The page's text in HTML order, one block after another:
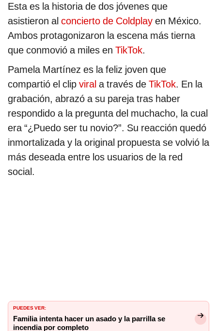
Esta es la historia de dos jóvenes que
asistieron al concierto de Coldplay en México.
Ambos protagonizaron la escena más tierna
que conmovió a miles en TikTok.
Pamela Martínez es la feliz joven que
compartió el clip viral a través de TikTok. En la
grabación, abrazó a su pareja tras haber
respondido a la pregunta del muchacho, la cual
era “¿Puedo ser tu novio?”. Su reacción quedó
inmortalizada y la original propuesta se volvió la
más deseada entre los usuarios de la red
social.
PUEDES VER:
Familia intenta hacer un asado y la parrilla se
incendia por completo